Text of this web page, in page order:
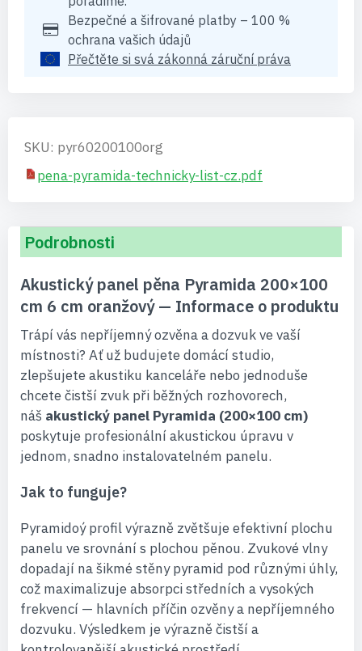
Bezpečné a šifrované platby – 100 %
ochrana vašich údajů
Přečtěte si svá zákonná záruční práva
SKU: pyr60200100org
pena-pyramida-technicky-list-cz.pdf
Podrobnosti
Akustický panel pěna Pyramida 200×100
cm 6 cm oranžový — Informace o produktu
Trápí vás nepříjemný ozvěna a dozvuk ve vaší
místnosti? Ať už budujete domácí studio,
zlepšujete akustiku kanceláře nebo jednoduše
chcete čistší zvuk při běžných rozhovorech,
náš akustický panel Pyramida (200×100 cm)
poskytuje profesionální akustickou úpravu v
jednom, snadno instalovatelném panelu.
Jak to funguje?
Pyramidoý profil výrazně zvětšuje efektivní plochu
panelu ve srovnání s plochou pěnou. Zvukové vlny
dopadají na šikmé stěny pyramid pod různými úhly,
což maximalizuje absorpci středních a vysokých
frekvencí — hlavních příčin ozvěny a nepříjemného
dozvuku. Výsledkem je výrazně čistší a